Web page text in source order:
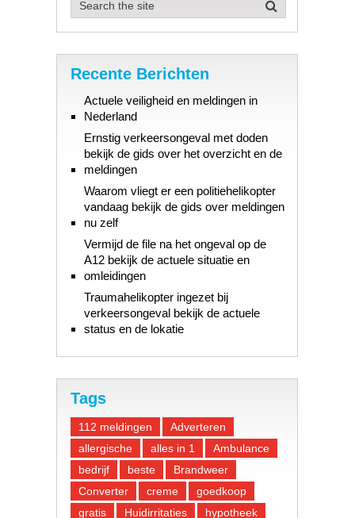
Recente Berichten
Actuele veiligheid en meldingen in
Nederland
Ernstig verkeersongeval met doden
bekijk de gids over het overzicht en de
meldingen
Waarom vliegt er een politiehelikopter
vandaag bekijk de gids over meldingen
nu zelf
Vermijd de file na het ongeval op de
A12 bekijk de actuele situatie en
omleidingen
Traumahelikopter ingezet bij
verkeersongeval bekijk de actuele
status en de lokatie
Tags
112 meldingen
Adverteren
allergische
alles in 1
Ambulance
bedrijf
beste
Brandweer
Converter
creme
goedkoop
gratis
Huidirritaties hypotheek